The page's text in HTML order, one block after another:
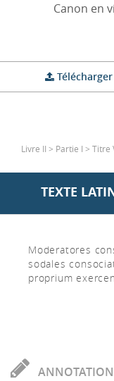
Canon en
Télécharger
Livre II > Partie I > Titre
TEXTE
Moderatores
sodales
proprium
ANNOTATION